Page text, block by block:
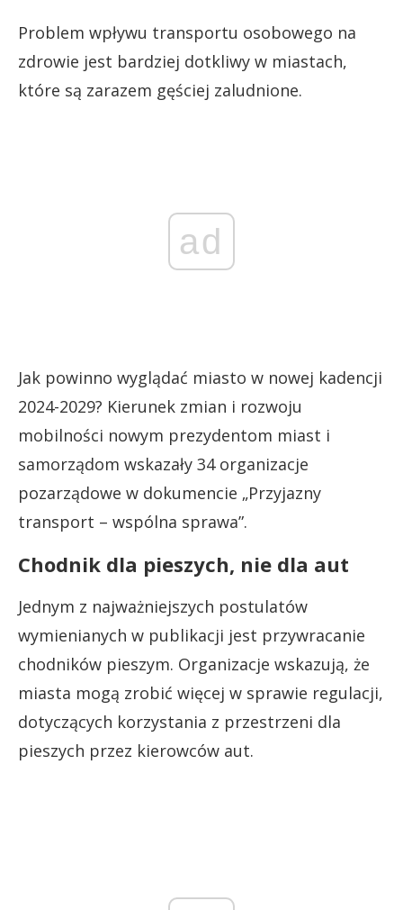
Problem wpływu transportu osobowego na
zdrowie jest bardziej dotkliwy w miastach,
które są zarazem gęściej zaludnione.
ad
Jak powinno wyglądać miasto w nowej kadencji
2024-2029? Kierunek zmian i rozwoju
mobilności nowym prezydentom miast i
samorządom wskazały 34 organizacje
pozarządowe w dokumencie „Przyjazny
transport – wspólna sprawa”.
Chodnik dla pieszych, nie dla aut
Jednym z najważniejszych postulatów
wymienianych w publikacji jest przywracanie
chodników pieszym. Organizacje wskazują, że
miasta mogą zrobić więcej w sprawie regulacji,
dotyczących korzystania z przestrzeni dla
pieszych przez kierowców aut.